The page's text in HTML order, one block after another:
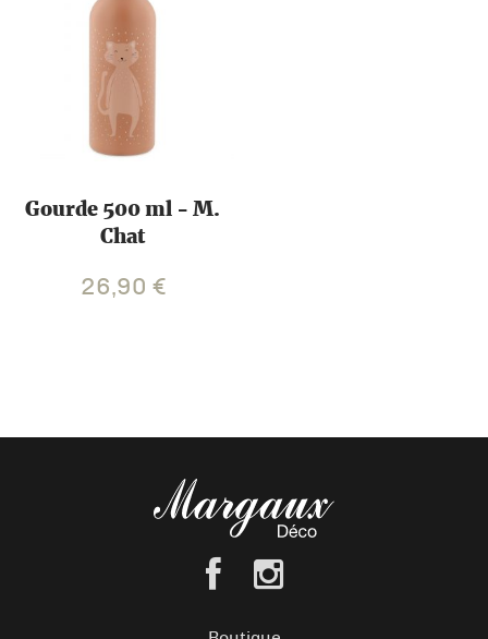
Gourde 500 ml - M.
Chat
26,90 €